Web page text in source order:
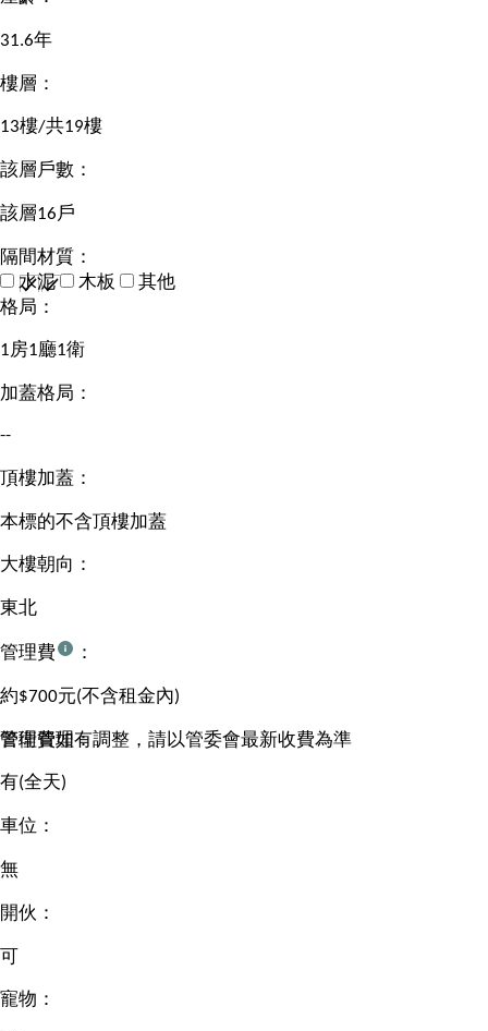
31.6年
樓層：
13樓/共19樓
該層戶數：
該層16戶
隔間材質：
水泥
木板
其他
格局：
1房1廳1衛
加蓋格局：
--
頂樓加蓋：
本標的不含頂樓加蓋
大樓朝向：
東北
管理費 ：
約$700元(不含租金內)
管理費如有調整，請以管委會最新收費為準
警衛管理：
有(全天)
車位：
無
開伙：
可
寵物：